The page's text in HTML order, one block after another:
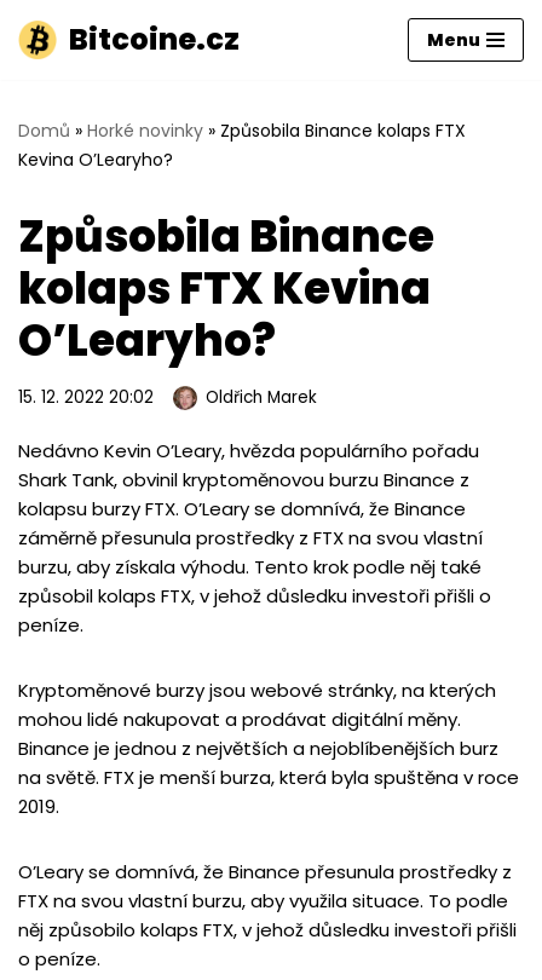
Přeskočit
obsah
Bitcoine.cz Menu
Domů » Horké novinky » Způsobila Binance kolaps FTX
Kevina O’Learyho?
Způsobila Binance
kolaps FTX Kevina
O’Learyho?
15. 12. 2022 20:02 Oldřich Marek
Nedávno Kevin O’Leary, hvězda populárního pořadu
Shark Tank, obvinil kryptoměnovou burzu Binance z
kolapsu burzy FTX. O’Leary se domnívá, že Binance
záměrně přesunula prostředky z FTX na svou vlastní
burzu, aby získala výhodu. Tento krok podle něj také
způsobil kolaps FTX, v jehož důsledku investoři přišli o
peníze.
Kryptoměnové burzy jsou webové stránky, na kterých
mohou lidé nakupovat a prodávat digitální měny.
Binance je jednou z největších a nejoblíbenějších burz
na světě. FTX je menší burza, která byla spuštěna v roce
2019.
O’Leary se domnívá, že Binance přesunula prostředky z
FTX na svou vlastní burzu, aby využila situace. To podle
něj způsobilo kolaps FTX, v jehož důsledku investoři přišli
o peníze.